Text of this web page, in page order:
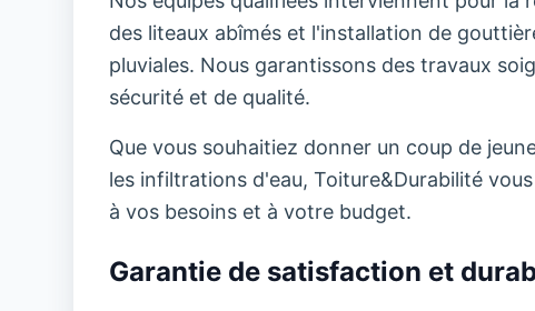
des liteaux abîmés et l'installation de
pluviales. Nous garantissons des travaux
sécurité et de qualité.
Que vous souhaitiez donner un coup de
les infiltrations d'eau, Toiture&Durabilité
à vos besoins et à votre budget.
Garantie de satisfaction et